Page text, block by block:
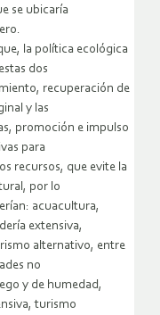
se ubicaría
la política ecológica
dos
recuperación de
y las
promoción e impulso
para
recursos, que evite la
por lo
acuacultura,
extensiva,
alternativo, entre
no
y de humedad,
turismo